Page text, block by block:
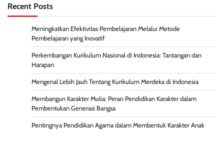
Recent Posts
Meningkatkan Efektivitas Pembelajaran Melalui Metode
Pembelajaran yang Inovatif
Perkembangan Kurikulum Nasional di Indonesia: Tantangan dan
Harapan
Mengenal Lebih Jauh Tentang Kurikulum Merdeka di Indonesia
Membangun Karakter Mulia: Peran Pendidikan Karakter dalam
Pembentukan Generasi Bangsa
Pentingnya Pendidikan Agama dalam Membentuk Karakter Anak